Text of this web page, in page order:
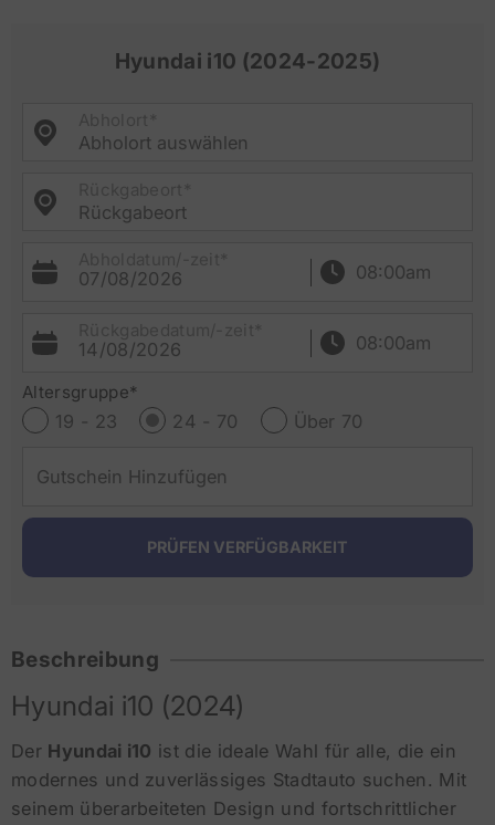
Hyundai i10 (2024-2025)
Abholort auswählen
Rückgabeort
07/08/2026
14/08/2026
Altersgruppe*
19 - 23 24 - 70 Über 70
Beschreibung
Hyundai i10 (2024)
Der Hyundai i10 ist die ideale Wahl für alle, die ein
modernes und zuverlässiges Stadtauto suchen. Mit
seinem überarbeiteten Design und fortschrittlicher